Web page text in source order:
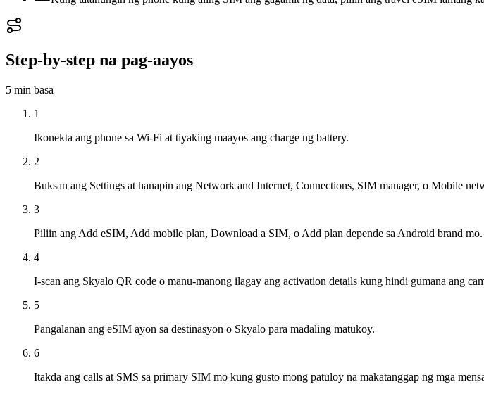
Step-by-step na pag-aayos
5 min basa
1
Ikonekta ang phone sa Wi-Fi at tiyaking maayos ang charge ng battery.
2
Buksan ang Settings at hanapin ang Network and Internet, Connections, SIM manager, o Mobile
3
Piliin ang Add eSIM, Add mobile plan, Download a SIM, o Add plan depende sa Android brand mo.
4
I-scan ang Skyalo QR code o manu-manong ilagay ang activation details kung hindi gumana ang
5
Pangalanan ang eSIM ayon sa destinasyon o Skyalo para madaling matukoy.
6
Itakda ang calls at SMS sa primary SIM mo kung gusto mong patuloy na makatanggap ng mga